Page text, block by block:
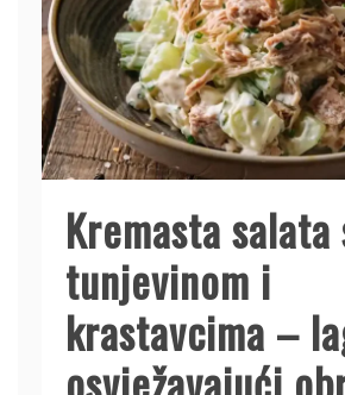
Kremasta salata
tunjevinom i
krastavcima –